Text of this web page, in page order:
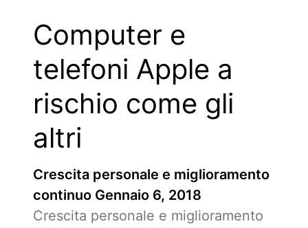
Computer e
telefoni Apple a
rischio come gli
altri
Crescita personale e miglioramento
continuo Gennaio 6, 2018
Crescita personale e miglioramento